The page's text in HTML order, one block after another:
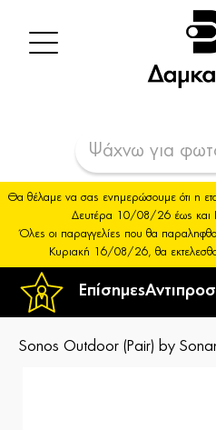
Επίσημες
Θα θέλαμε να σας ενημερώσουμε ότι η
Δευτέρα 10/08/26 έως
Όλες οι παραγγελίες που θα
Κυριακή 16/08/26, θα
Sonos Outdoor (Pair) by